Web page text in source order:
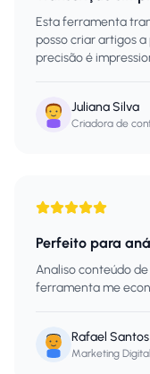
Esta ferramenta
posso criar artigos
precisão é
Juliana Silva
Criadora de
Perfeito para
Analiso conteúdo
ferramenta me
Rafael Santos
Marketing Digital